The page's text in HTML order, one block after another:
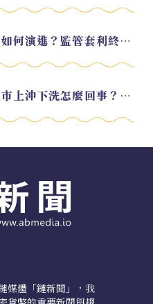
EP.217 美元穩定幣未來會如何演進？監管套利終將收斂？feat. 研究員 余哲安
EP.213 川普大攪局：袋鼠市上沖下洗怎麼回事？feat. Alvin
媒體「鏈新聞」，我